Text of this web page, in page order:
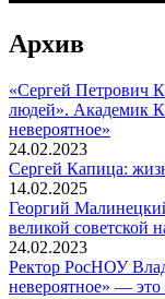
Архив
«Сергей Петрович
людей». Академик
невероятное»
24.02.2023
Сергей Капица:
14.02.2025
Георгий
великой советской
24.02.2023
Ректор РосНОУ
невероятное» — это